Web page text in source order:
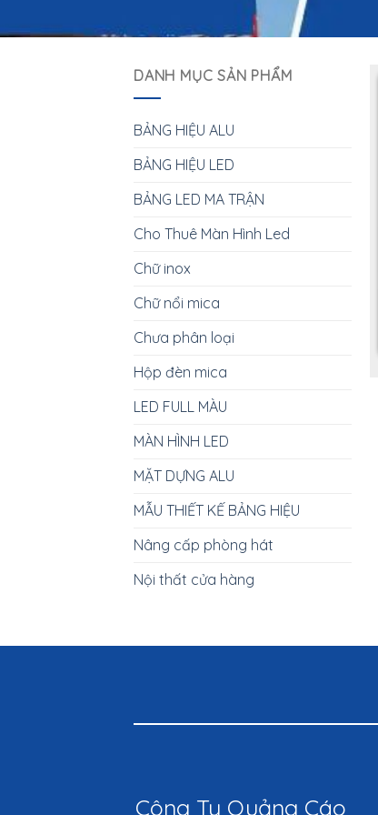
DANH MỤC SẢN PHẨM
BẢNG HIỆU ALU
BẢNG HIỆU LED
BẢNG LED MA TRẬN
Cho Thuê Màn Hình Led
Chữ inox
Chữ nổi mica
Chưa phân loại
Hộp đèn mica
LED FULL MÀU
MÀN HÌNH LED
MẶT DỰNG ALU
MẪU THIẾT KẾ BẢNG HIỆU
Nâng cấp phòng hát
Nội thất cửa hàng
Công Ty Quảng Cáo